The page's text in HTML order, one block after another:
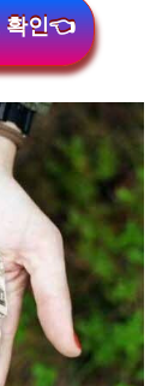
확인👈